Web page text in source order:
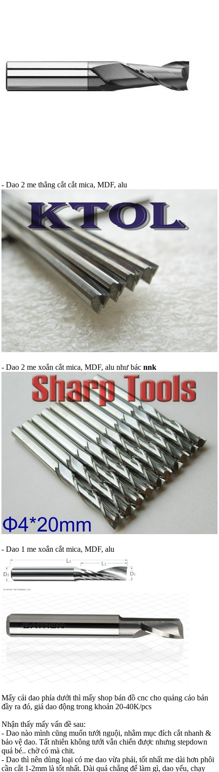
- Dao 2 me thẳng cắt cắt mica, MDF, alu
- Dao 2 me xoắn cắt mica, MDF, alu như bác nnk
- Dao 1 me xoắn cắt mica, MDF, alu
Mấy cái dao phía dưới thì mấy shop bán đồ cnc cho quảng cáo bán
đầy ra đó, giá dao động trong khoản 20-40K/pcs
Nhận thấy mấy vấn đề sau:
- Dao nào mình cũng muốn tưới nguội, nhằm mục đích cắt nhanh &
bảo vệ dao. Tất nhiên không tưới vẫn chiến được nhưng stepdown
quá bé.. chờ có mà chit.
- Dao thì nên dùng loại có me dao vừa phải, tốt nhất me dài hơn phôi
cần cắt 1-2mm là tốt nhất. Dài quá chẵng để làm gì, dao yếu, chạy